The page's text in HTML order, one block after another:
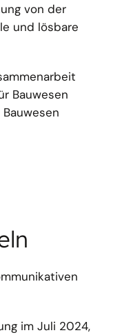
von der
und lösbare
Bauwesen
im Juli 2024,